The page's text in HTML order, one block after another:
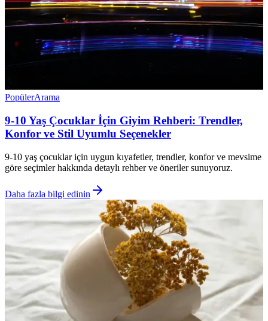
PopülerArama
9-10 Yaş Çocuklar İçin Giyim Rehberi: Trendler,
Konfor ve Stil Uyumlu Seçenekler
9-10 yaş çocuklar için uygun kıyafetler, trendler, konfor ve mevsime
göre seçimler hakkında detaylı rehber ve öneriler sunuyoruz.
Daha fazla bilgi edinin